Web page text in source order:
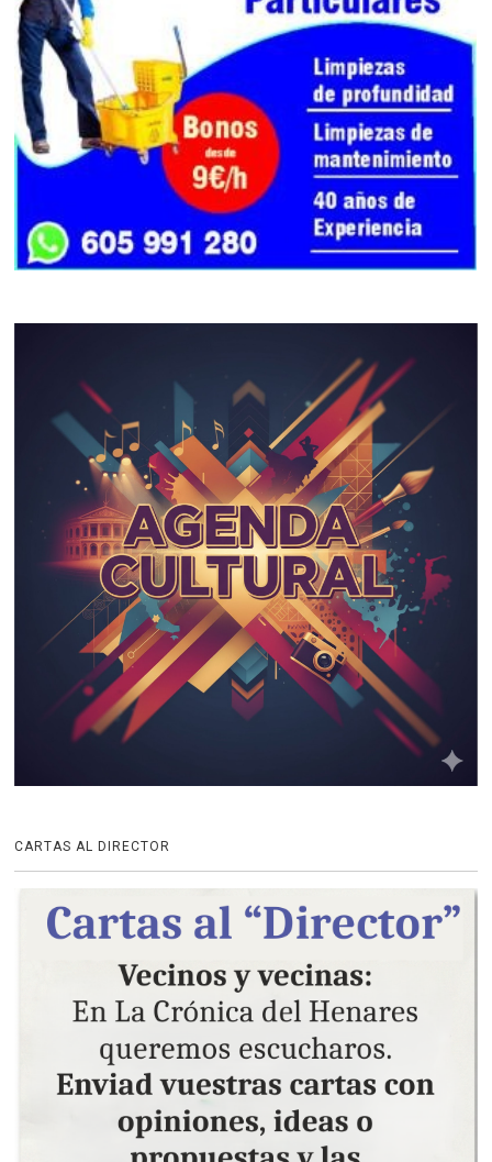
CARTAS AL DIRECTOR